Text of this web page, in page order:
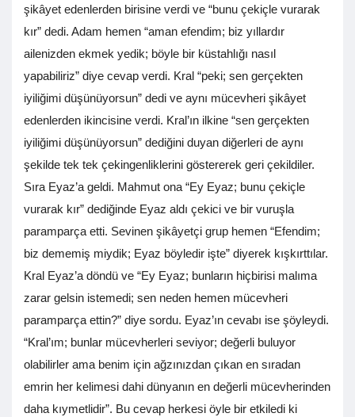
şikâyet edenlerden birisine verdi ve “bunu çekiçle vurarak
kır” dedi. Adam hemen “aman efendim; biz yıllardır
ailenizden ekmek yedik; böyle bir küstahlığı nasıl
yapabiliriz” diye cevap verdi. Kral “peki; sen gerçekten
iyiliğimi düşünüyorsun” dedi ve aynı mücevheri şikâyet
edenlerden ikincisine verdi. Kral’ın ilkine “sen gerçekten
iyiliğimi düşünüyorsun” dediğini duyan diğerleri de aynı
şekilde tek tek çekingenliklerini göstererek geri çekildiler.
Sıra Eyaz’a geldi. Mahmut ona “Ey Eyaz; bunu çekiçle
vurarak kır” dediğinde Eyaz aldı çekici ve bir vuruşla
paramparça etti. Sevinen şikâyetçi grup hemen “Efendim;
biz dememiş miydik; Eyaz böyledir işte” diyerek kışkırttılar.
Kral Eyaz’a döndü ve “Ey Eyaz; bunların hiçbirisi malıma
zarar gelsin istemedi; sen neden hemen mücevheri
paramparça ettin?” diye sordu. Eyaz’ın cevabı ise şöyleydi.
“Kral’ım; bunlar mücevherleri seviyor; değerli buluyor
olabilirler ama benim için ağzınızdan çıkan en sıradan
emrin her kelimesi dahi dünyanın en değerli mücevherinden
daha kıymetlidir”. Bu cevap herkesi öyle bir etkiledi ki